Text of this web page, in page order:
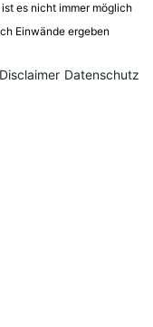
es nicht immer möglich
Einwände ergeben
Datenschutz
Disclaimer